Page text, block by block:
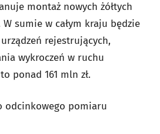
montaż nowych żółtych
sumie w całym kraju będzie
rejestrujących,
wykroczeń w ruchu
ponad 161 mln zł.
odcinkowego pomiaru